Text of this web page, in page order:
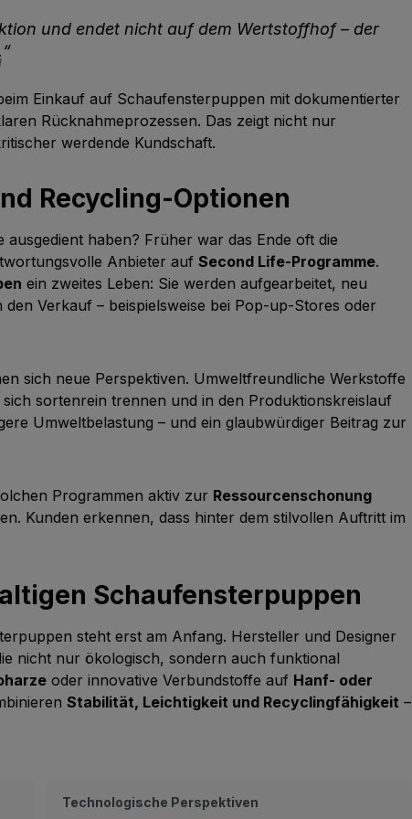
und endet nicht auf dem Wertstoffhof – der
Einkauf auf Schaufensterpuppen mit dokumentierter
Rücknahmeprozessen. Das zeigt nicht nur
werdende Kundschaft.
Recycling-Optionen
haben? Früher war das Ende oft die
Anbieter auf Second Life-Programme.
ein zweites Leben: Sie werden aufgearbeitet, neu
Verkauf – beispielsweise bei Pop-up-Stores oder
sich neue Perspektiven. Umweltfreundliche Werkstoffe
sich sortenrein trennen und in den Produktionskreislauf
Umweltbelastung – und ein glaubwürdiger Beitrag zur
Programmen aktiv zur Ressourcenschonung
Kunden erkennen, dass hinter dem stilvollen Auftritt im
Schaufensterpuppen
steht erst am Anfang. Hersteller und Designer
nicht nur ökologisch, sondern auch funktional
oder innovative Verbundstoffe auf Hanf- oder
Stabilität, Leichtigkeit und Recyclingfähigkeit –
Technologische Perspektiven